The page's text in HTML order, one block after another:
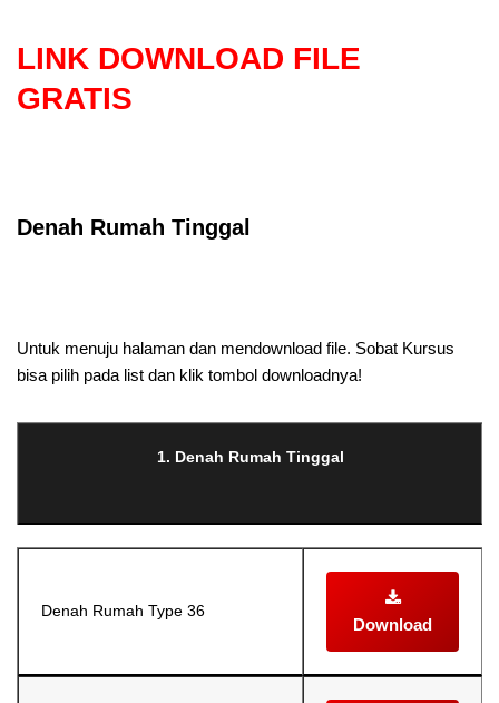
LINK DOWNLOAD FILE
GRATIS
Denah Rumah Tinggal
Untuk menuju halaman dan mendownload file. Sobat Kursus
bisa pilih pada list dan klik tombol downloadnya!
1. Denah Rumah Tinggal
Denah Rumah Type 36
Download